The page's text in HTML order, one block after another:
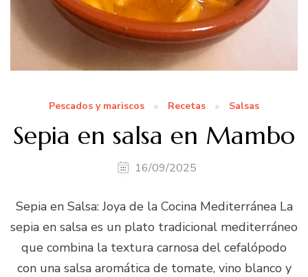
Pescados y mariscos Recetas Salsas
Sepia en salsa en Mambo
16/09/2025
Sepia en Salsa: Joya de la Cocina Mediterránea La
sepia en salsa es un plato tradicional mediterráneo
que combina la textura carnosa del cefalópodo
con una salsa aromática de tomate, vino blanco y